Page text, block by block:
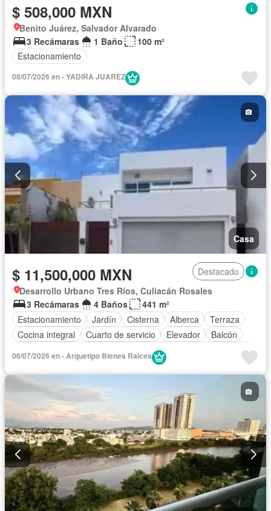
$ 508,000 MXN
Benito Juárez, Salvador Alvarado
3 Recámaras
1 Baño
100 m²
Estacionamiento
08/07/2026 en - YADIRA JUAREZ
Casa
$ 11,500,000 MXN
Destacado
Desarrollo Urbano Tres Ríos, Culiacán Rosales
3 Recámaras
4 Baños
441 m²
Estacionamiento
Jardín Cisterna Alberca
Terraza
Cocina integral
Cuarto de servicio Elevador
Balcón
Acceso para personas con discapacidad
Cocina equipada
Sala polivalente
Bodega
Circuito cerrado de televisión
Electricidad
Cuarto de Limpieza
Zonas verdes
Despacho
Recámara con closet
Wifi
Permite mascotas
Permite niños
06/07/2026 en - Arquetipo Bienes Raices